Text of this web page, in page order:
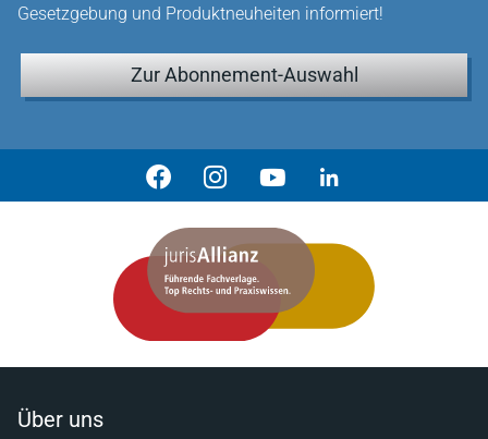
Gesetzgebung und Produktneuheiten informiert!
Zur Abonnement-Auswahl
Über uns